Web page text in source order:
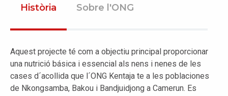
Història Sobre l'ONG
Aquest projecte té com a objectiu principal proporcionar
una nutrició básica i essencial als nens i nenes de les
cases d´acollida que l´ONG Kentaja te a les poblaciones
de Nkongsamba, Bakou i Bandjuidjong a Camerun. Es